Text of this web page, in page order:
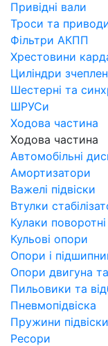
Привідні вали
Троси та
Фільтри АКПП
Хрестовини
Циліндри
Шестерні та
ШРУСи
Ходова частина
Ходова частина
Автомобільні
Амортизатори
Важелі підвіски
Втулки
Кулаки
Кульові опори
Опори і
Опори двигуна
Пильовики та
Пневмопідвіска
Пружини підвіски
Ресори